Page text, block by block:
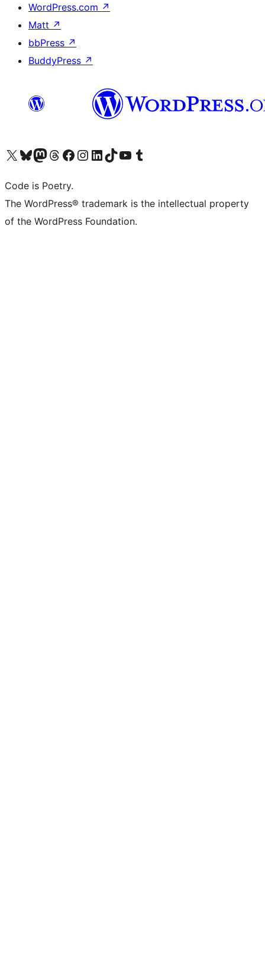
WordPress.com ↗
Matt ↗
bbPress ↗
BuddyPress ↗
Visita il nostro account X (ex Twitter)
Visita il nostro account Bluesky
Visita il nostro account Mastodon
Visita il nostro account Threads
Visita la nostra pagina Facebook
Visita il nostro account Instagram
Visita il nostro account LinkedIn
Visita il nostro account TikTok
Visita il nostro canale YouTube
Visita il nostro account Tumblr
Code is Poetry.
The WordPress® trademark is the intellectual property
of the WordPress Foundation.